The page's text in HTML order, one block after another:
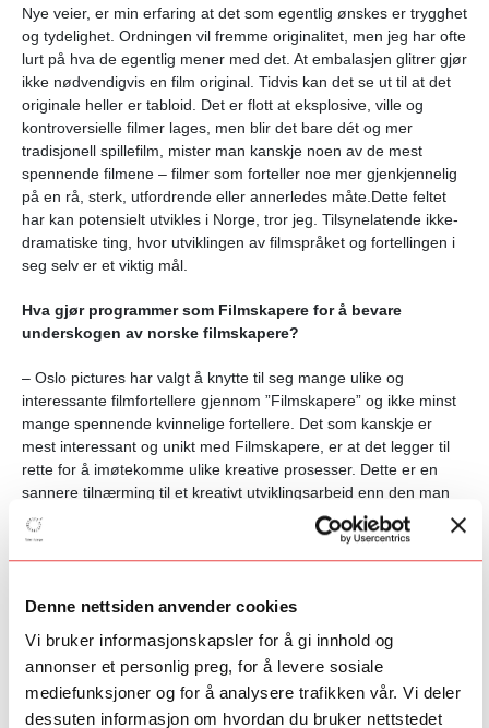
Denne nettsiden anvender cookies
Vi bruker informasjonskapsler for å gi innhold og
annonser et personlig preg, for å levere sosiale
mediefunksjoner og for å analysere trafikken vår. Vi deler
dessuten informasjon om hvordan du bruker nettstedet
Nye veier, er min erfaring at det som egentlig ønskes er trygghet
og tydelighet. Ordningen vil fremme originalitet, men jeg har ofte
lurt på hva de egentlig mener med det. At embalasjen glitrer gjør
ikke nødvendigvis en film original. Tidvis kan det se ut til at det
originale heller er tabloid. Det er flott at eksplosive, ville og
kontroversielle filmer lages, men blir det bare dét og mer
tradisjonell spillefilm, mister man kanskje noen av de mest
spennende filmene – filmer som forteller noe mer gjenkjennelig
på en rå, sterk, utfordrende eller annerledes måte.Dette feltet
har kan potensielt utvikles i Norge, tror jeg. Tilsynelatende ikke-
dramatiske ting, hvor utviklingen av filmspråket og fortellingen i
seg selv er et viktig mål.
Hva gjør programmer som Filmskapere for å bevare
underskogen av norske filmskapere?
– Oslo pictures har valgt å knytte til seg mange ulike og
interessante filmfortellere gjennom ”Filmskapere” og ikke minst
mange spennende kvinnelige fortellere. Det som kanskje er
mest interessant og unikt med Filmskapere, er at det legger til
rette for å imøtekomme ulike kreative prosesser. Dette er en
sannere tilnærming til et kreativt utviklingsarbeid enn den man
tidvis kan møte i støtteordningene, der helt ulike prosjekter og
regissører med ulike arbeidsmetoder blir påtvunget de samme
utviklingsprosessene eller metodene for å pitche et prosjekt. Ved
med NFI, kan det bli sånn at filmskaperne prøver å holde på
gullet samtidig som de forsøker å overbevise det statlige
apparatet om filmens verd
i. Hos Oslo pictures har jeg opplevd at
det har vært stor tillit og nysgjerrighet fra første stund.
Robsahm har til enhver tid spurt: Hvordan jobber du? Hva
trenger du? Hvordan kan vi legge til rette for at filmen skal bli